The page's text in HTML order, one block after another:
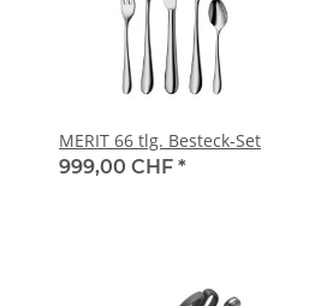
MERIT 66 tlg. Besteck-Set
999,00 CHF *